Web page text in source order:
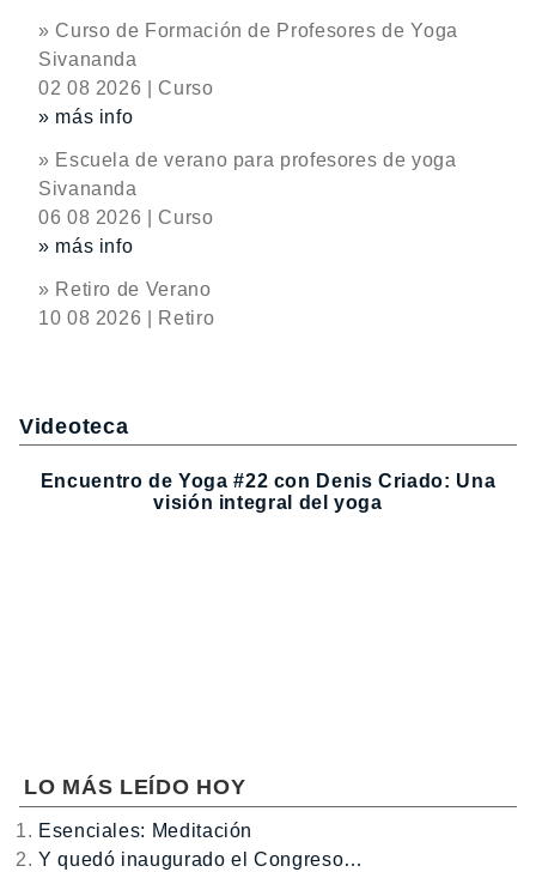
» Curso de Formación de Profesores de Yoga
Sivananda
02 08 2026 | Curso
» más info
» Escuela de verano para profesores de yoga
Sivananda
06 08 2026 | Curso
» más info
» Retiro de Verano
10 08 2026 | Retiro
Videoteca
Encuentro de Yoga #22 con Denis Criado: Una
visión integral del yoga
LO MÁS LEÍDO HOY
Esenciales: Meditación
Y quedó inaugurado el Congreso…